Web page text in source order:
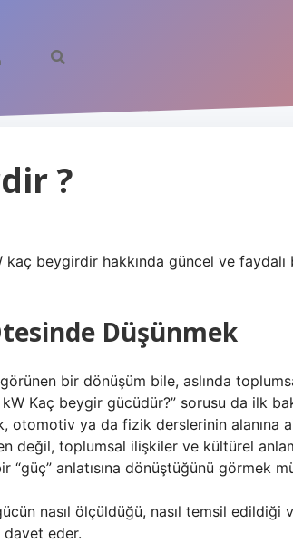
?
beygirdir hakkında güncel ve faydalı
Düşünmek
bir dönüşüm bile, aslında
Kaç beygir gücüdür?” sorusu da ilk
otomotiv ya da fizik derslerinin alanına
değil, toplumsal ilişkiler ve kültürel
“güç” anlatısına dönüştüğünü görmek
nasıl ölçüldüğü, nasıl temsil edildiği
davet eder.